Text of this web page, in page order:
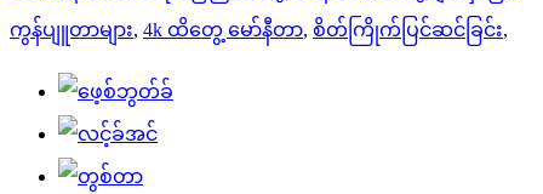
ကွန်ပျူတာများ, 4k ထိတွေ့ မော်နီတာ, စိတ်ကြိုက်ပြင်ဆင်ခြင်း,